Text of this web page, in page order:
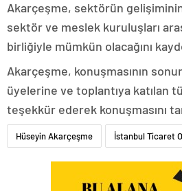
Akarçeşme, sektörün
sektör ve meslek kuruluşları
birliğiyle mümkün olacağını
Akarçeşme, konuşmasının
üyelerine ve toplantıya katılan
teşekkür ederek konuşmasını
Hüseyin Akarçeşme İstanbul Ticaret